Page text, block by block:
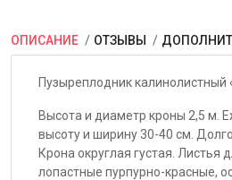
ОПИСАНИЕ ОТЗЫВЫ
Пузыреплодник калинолистный
Высота и диаметр кроны 2,5 м.
высоту и ширину 30-40 см.
Крона округлая густая. Листья
лопастные пурпурно-красные,